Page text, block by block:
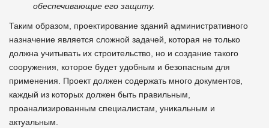
обеспечивающие его защиту.
Таким образом, проектирование зданий административного
назначение является сложной задачей, которая не только
должна учитывать их строительство, но и создание такого
сооружения, которое будет удобным и безопасным для
применения. Проект должен содержать много документов,
каждый из которых должен быть правильным,
проанализированным специалистам, уникальным и
актуальным.